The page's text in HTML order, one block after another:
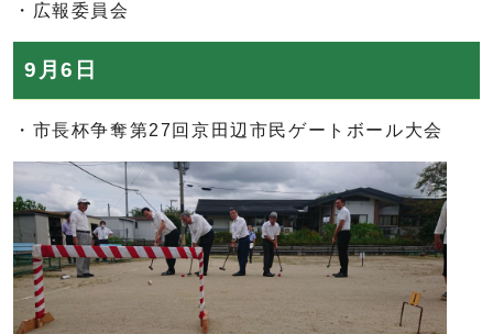
・広報委員会
9月6日
・市長杯争奪第27回京田辺市民ゲートボール大会